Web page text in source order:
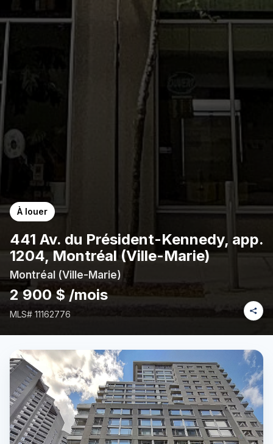
À louer
441 Av. du Président-Kennedy, app.
1204, Montréal (Ville-Marie)
Montréal (Ville-Marie)
2 900 $ /mois
MLS# 11162776